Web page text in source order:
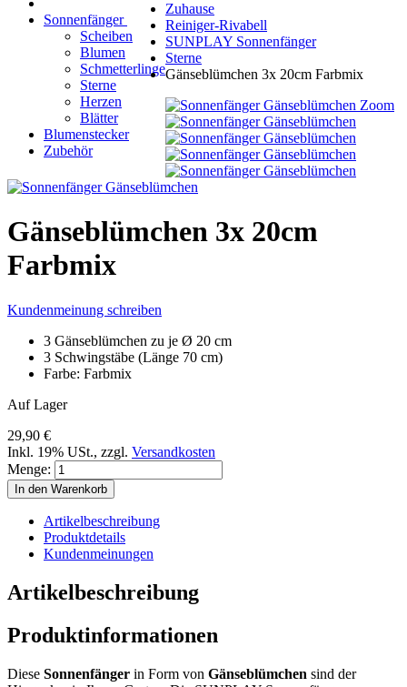
Sonnenfänger
Scheiben
Blumen
Schmetterlinge
Sterne
Herzen
Blätter
Blumenstecker
Zubehör
Zuhause
Reiniger-Rivabell
SUNPLAY Sonnenfänger
Sterne
Gänseblümchen 3x 20cm Farbmix
Zoom
Gänseblümchen 3x 20cm
Farbmix
Kundenmeinung schreiben
3 Gänseblümchen zu je Ø 20 cm
3 Schwingstäbe (Länge 70 cm)
Farbe: Farbmix
Auf Lager
29,90 €
Inkl. 19% USt., zzgl. Versandkosten
Menge:
In den Warenkorb
Artikelbeschreibung
Produktdetails
Kundenmeinungen
Artikelbeschreibung
Produktinformationen
Diese Sonnenfänger in Form von Gänseblümchen sind der